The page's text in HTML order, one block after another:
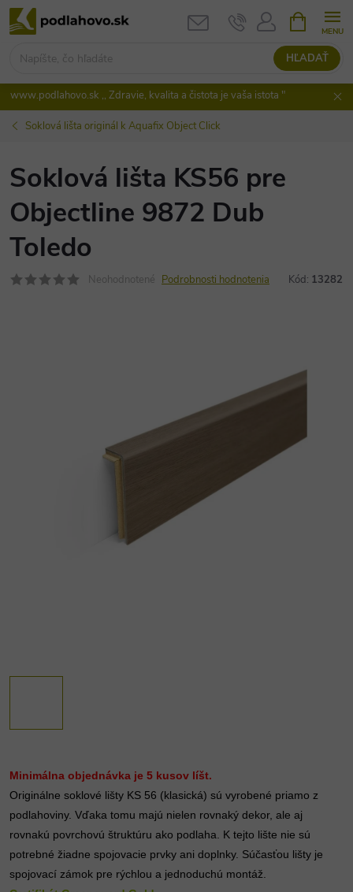
Prejsť
na
HĽADAŤ
KOŠÍK
www.podlahovo.sk ,, Zdravie, kvalita a čistota je vaša istota "
Soklová lišta originál k Aquafix Object Click
Soklová lišta KS56 pre
Objectline 9872 Dub
Toledo
Neohodnotené Podrobnosti hodnotenia Kód: 13282
Minimálna objednávka je 5 kusov líšt.
Originálne soklové lišty KS 56 (klasická) sú vyrobené priamo z
podlahoviny. Vďaka tomu majú nielen rovnaký dekor, ale aj
rovnakú povrchovú štruktúru ako podlaha. K tejto lište nie sú
potrebné žiadne spojovacie prvky ani doplnky. Súčasťou lišty je
spojovací zámok pre rýchlou a jednoduchú montáž.